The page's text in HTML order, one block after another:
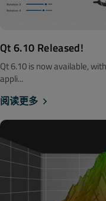
Qt 6.10 Released!
Qt 6.10 is now available,
appli...
阅读更多